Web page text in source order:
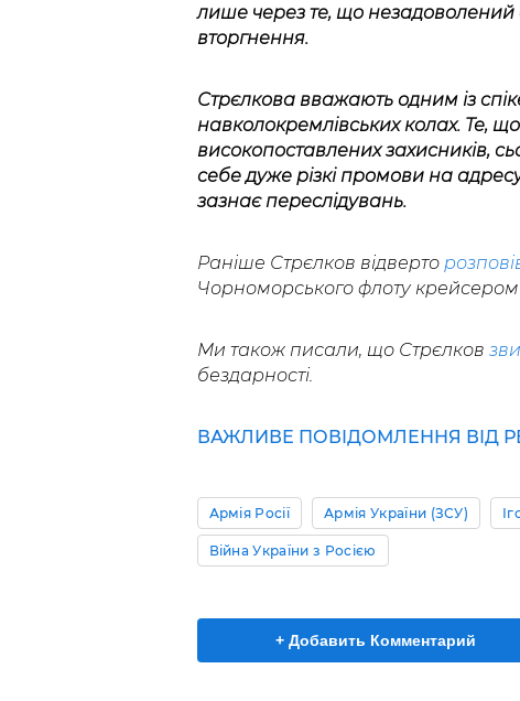
лише через те, що незадоволений
вторгнення.
Стрєлкова вважають одним із
навколокремлівських колах. Те,
високопоставлених захисників,
себе дуже різкі промови на
зазнає переслідувань.
Раніше Стрєлков відверто
Чорноморського флоту
Ми також писали, що Стрєлков
бездарності.
ВАЖЛИВЕ ПОВІДОМЛЕННЯ ВІД
Армія Росії Армія України (ЗСУ)
Війна України з Росією
+ Добавить Комментарий